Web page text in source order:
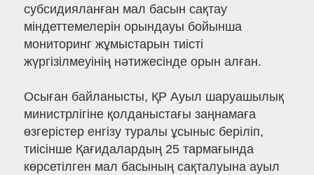
субсидияланған мал басын сақтау
міндеттемелерін орындауы бойынша
мониторинг жұмыстарын тиісті
жүргізілмеуінің нәтижесінде орын алған.
Осыған байланысты, ҚР Ауыл шаруашылық
министрлігіне қолданыстағы заңнамаға
өзгерістер енгізу туралы ұсыныс беріліп,
тиісінше Қағидалардың 25 тармағында
көрсетілген мал басының сақталуына ауыл